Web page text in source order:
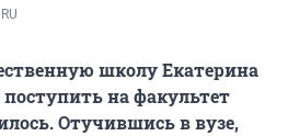
школу Екатерина
на факультет
Отучившись в вузе,